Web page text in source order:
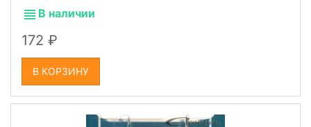
В наличии
172
В КОРЗИНУ